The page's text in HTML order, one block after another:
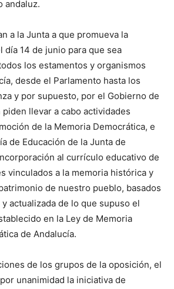
andaluz.
a la Junta a que promueva la
día 14 de junio para que sea
los estamentos y organismos
desde el Parlamento hasta los
y por supuesto, por el Gobierno de
llevar a cabo actividades
de la Memoria Democrática, e
de Educación de la Junta de
al currículo educativo de
vinculados a la memoria histórica y
de nuestro pueblo, basados
actualizada de lo que supuso el
en la Ley de Memoria
de Andalucía.
de los grupos de la oposición, el
unanimidad la iniciativa de